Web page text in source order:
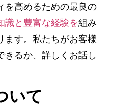
を高めるための最良の
識と豊富な経験を組み
ます。私たちがお客様
きるか、詳しくお話し
いて